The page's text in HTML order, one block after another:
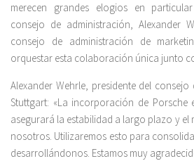
merecen grandes elogios en
consejo de administración, Alexander
consejo de administración de
orquestar esta colaboración única junto
Alexander Wehrle, presidente del
Stuttgart: «La incorporación de
asegurará la estabilidad a largo plazo y el
nosotros. Utilizaremos esto para
desarrollándonos. Estamos muy